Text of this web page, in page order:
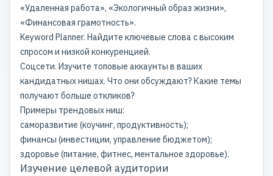
«Удаленная работа», «Экологичный образ жизни»,
«Финансовая грамотность».
Keyword Planner. Найдите ключевые слова с высоким
спросом и низкой конкуренцией.
Соцсети. Изучите топовые аккаунты в ваших
кандидатных нишах. Что они обсуждают? Какие темы
получают больше откликов?
Примеры трендовых ниш:
саморазвитие (коучинг, продуктивность);
финансы (инвестиции, управление бюджетом);
здоровье (питание, фитнес, ментальное здоровье).
Изучение целевой аудитории